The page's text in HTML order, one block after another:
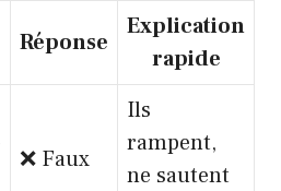
Réponse
Explication
rapide
❌ Faux
Ils
rampent,
ne sautent